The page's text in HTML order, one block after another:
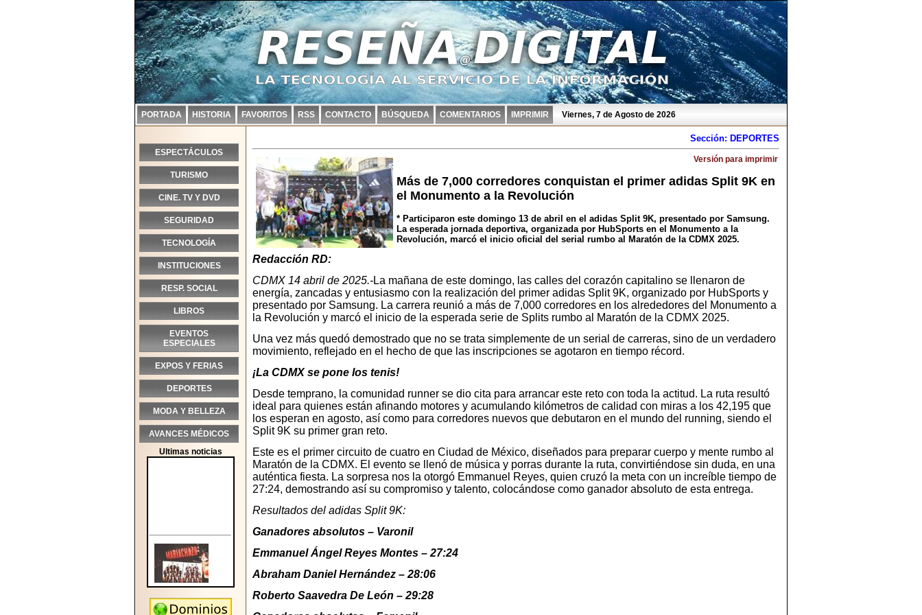
PORTADA HISTORIA FAVORITOS RSS CONTACTO BÚSQUEDA COMENTARIOS IMPRIMIR Viernes, 7 de Agosto de 2026
ESPECTÁCULOS
TURISMO
CINE. TV Y DVD
SEGURIDAD
TECNOLOGÍA
INSTITUCIONES
RESP. SOCIAL
LIBROS
EVENTOS
ESPECIALES
EXPOS Y FERIAS
DEPORTES
MODA Y BELLEZA
AVANCES MÉDICOS
Ultimas noticias
Sección: DEPORTES
Versión para imprimir
Más de 7,000 corredores conquistan el primer adidas Split 9K en
el Monumento a la Revolución
* Participaron este domingo 13 de abril en el adidas Split 9K, presentado por Samsung.
La esperada jornada deportiva, organizada por HubSports en el Monumento a la
Revolución, marcó el inicio oficial del serial rumbo al Maratón de la CDMX 2025.
Redacción RD:
CDMX 14 abril de 2025.-La mañana de este domingo, las calles del corazón capitalino se llenaron de
energía, zancadas y entusiasmo con la realización del primer adidas Split 9K, organizado por HubSports y
presentado por Samsung. La carrera reunió a más de 7,000 corredores en los alrededores del Monumento a
la Revolución y marcó el inicio de la esperada serie de Splits rumbo al Maratón de la CDMX 2025.
Una vez más quedó demostrado que no se trata simplemente de un serial de carreras, sino de un verdadero
movimiento, reflejado en el hecho de que las inscripciones se agotaron en tiempo récord.
¡La CDMX se pone los tenis!
Desde temprano, la comunidad runner se dio cita para arrancar este reto con toda la actitud. La ruta resultó
ideal para quienes están afinando motores y acumulando kilómetros de calidad con miras a los 42,195 que
los esperan en agosto, así como para corredores nuevos que debutaron en el mundo del running, siendo el
Split 9K su primer gran reto.
Este es el primer circuito de cuatro en Ciudad de México, diseñados para preparar cuerpo y mente rumbo al
Maratón de la CDMX. El evento se llenó de música y porras durante la ruta, convirtiéndose sin duda, en una
auténtica fiesta. La sorpresa nos la otorgó Emmanuel Reyes, quien cruzó la meta con un increíble tiempo de
27:24, demostrando así su compromiso y talento, colocándose como ganador absoluto de esta entrega.
Resultados del adidas Split 9K:
Ganadores absolutos – Varonil
Emmanuel Ángel Reyes Montes – 27:24
Abraham Daniel Hernández – 28:06
Roberto Saavedra De León – 29:28